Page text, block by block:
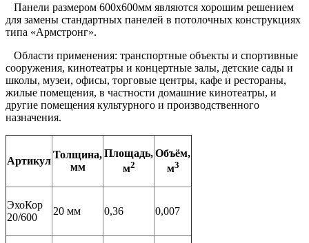
Панели размером 600х600мм являются хорошим решением
для замены стандартных панелей в потолочных конструкциях
типа «Армстронг».
Области применения: транспортные объекты и спортивные
сооружения, кинотеатры и концертные залы, детские сады и
школы, музеи, офисы, торговые центры, кафе и рестораны,
жилые помещения, в частности домашние кинотеатры, и
другие помещения культурного и производственного
назначения.
Артикул
Толщина,
мм
Площадь,
м2
Объём,
м3
ЭхоКор
20/600
20 мм 0,36 0,007